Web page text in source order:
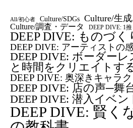
All/初心者 Culture/SDGs Culture/生
Culture/調査・データ DEEP DIVE: 1推
DEEP DIVE: ものづ
DEEP DIVE: アーティストの
DEEP DIVE: ボーダー
と時間をクリエイトす
DEEP DIVE: 奥深きキャラ
DEEP DIVE: 店の声─舞
DEEP DIVE: 潜入イベン
DEEP DIVE: 賢く